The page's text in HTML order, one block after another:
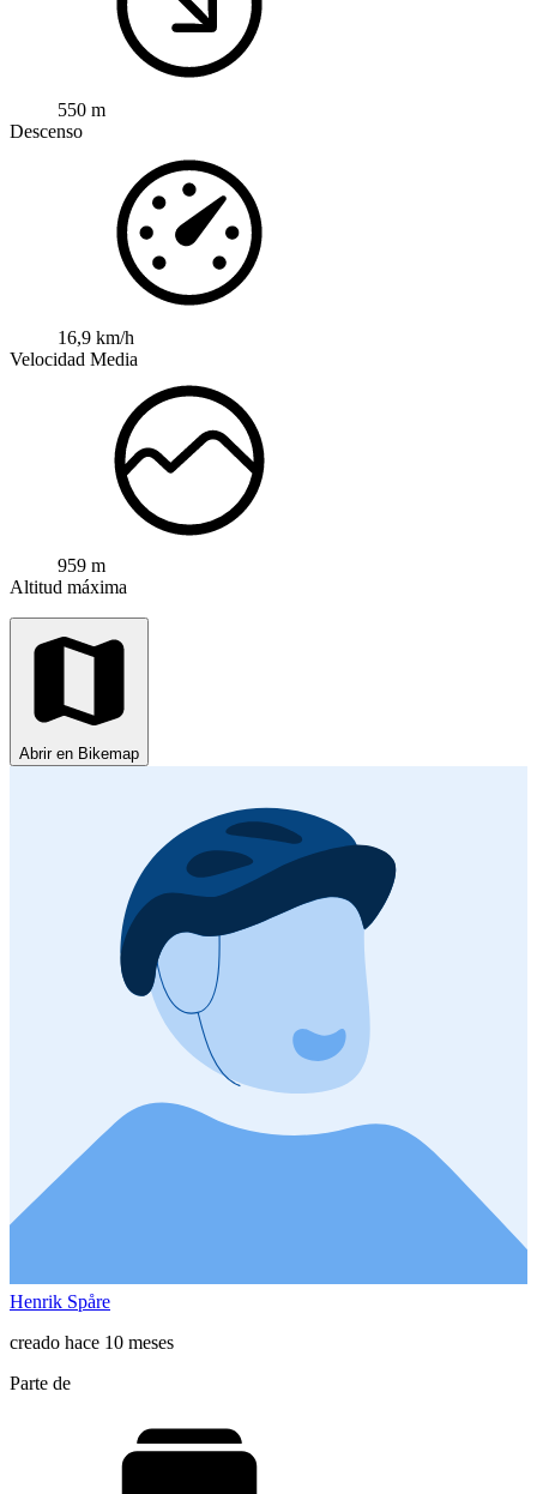
550 m
Descenso
16,9 km/h
Velocidad Media
959 m
Altitud máxima
Abrir en Bikemap
Henrik Spåre
creado hace 10 meses
Parte de